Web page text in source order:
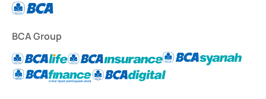
BCA Group